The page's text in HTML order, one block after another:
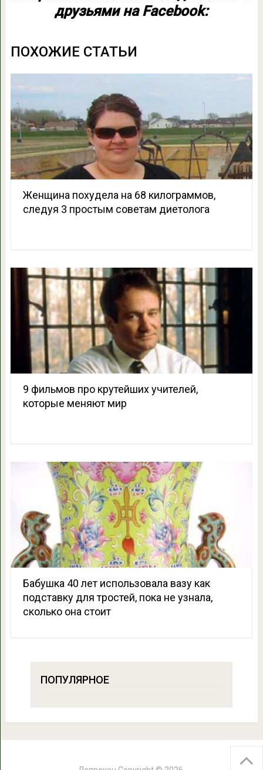
друзьями на Facebook:
ПОХОЖИЕ СТАТЬИ
Женщина похудела на 68 килограммов,
следуя 3 простым советам диетолога
9 фильмов про крутейших учителей,
которые меняют мир
Бабушка 40 лет использовала вазу как
подставку для тростей, пока не узнала,
сколько она стоит
ПОПУЛЯРНОЕ